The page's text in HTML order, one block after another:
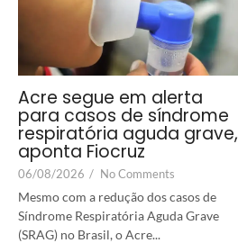
Acre segue em alerta
para casos de síndrome
respiratória aguda grave,
aponta Fiocruz
06/08/2026 / No Comments
Mesmo com a redução dos casos de
Síndrome Respiratória Aguda Grave
(SRAG) no Brasil, o Acre...